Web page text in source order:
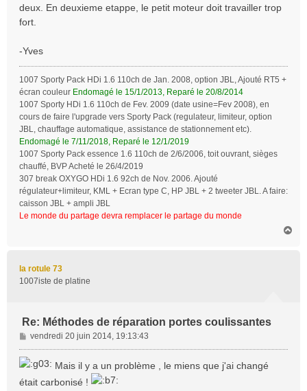
deux. En deuxieme etappe, le petit moteur doit travailler trop
fort.
-Yves
1007 Sporty Pack HDi 1.6 110ch de Jan. 2008, option JBL, Ajouté RT5 +
écran couleur Endomagé le 15/1/2013, Reparé le 20/8/2014
1007 Sporty HDi 1.6 110ch de Fev. 2009 (date usine=Fev 2008), en
cours de faire l'upgrade vers Sporty Pack (regulateur, limiteur, option
JBL, chauffage automatique, assistance de stationnement etc).
Endomagé le 7/11/2018, Reparé le 12/1/2019
1007 Sporty Pack essence 1.6 110ch de 2/6/2006, toit ouvrant, sièges
chauffé, BVP Acheté le 26/4/2019
307 break OXYGO HDi 1.6 92ch de Nov. 2006. Ajouté
régulateur+limiteur, KML + Ecran type C, HP JBL + 2 tweeter JBL. A faire:
caisson JBL + ampli JBL
Le monde du partage devra remplacer le partage du monde
la rotule 73
1007iste de platine
Re: Méthodes de réparation portes coulissantes
M
e
s
a
vendredi 20 juin 2014, 19:13:43
Mais il y a un problème , le miens que j'ai changé
était carbonisé !